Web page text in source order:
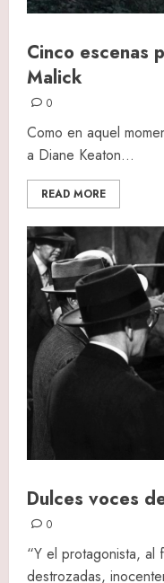
Cinco escenas
Malick
0
Como en aquel
a Diane Keaton...
READ MORE
Dulces voces
0
“Y el protagonista, al
destrozadas,